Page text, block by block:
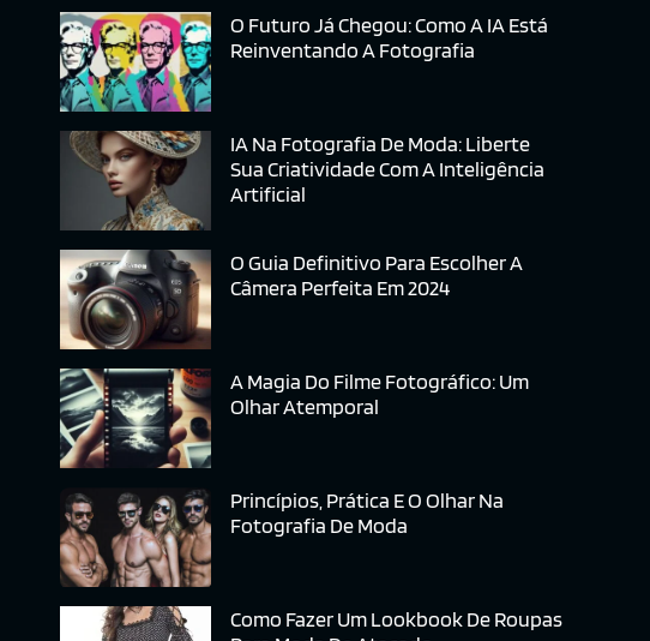
O Futuro Já Chegou: Como A IA Está
Reinventando A Fotografia
IA Na Fotografia De Moda: Liberte
Sua Criatividade Com A Inteligência
Artificial
O Guia Definitivo Para Escolher A
Câmera Perfeita Em 2024
A Magia Do Filme Fotográfico: Um
Olhar Atemporal
Princípios, Prática E O Olhar Na
Fotografia De Moda
Como Fazer Um Lookbook De Roupas